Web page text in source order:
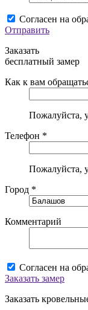
Согласен на
Отправить
Заказать
бесплатный замер
Как к вам
Пожалуйста,
Телефон *
Пожалуйста,
Город *
Комментарий
Согласен на
Заказать замер
Заказать